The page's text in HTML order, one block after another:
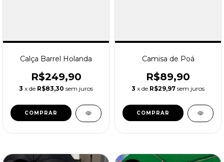
Calça Barrel Holanda
R$249,90
3 x de R$83,30 sem juros
COMPRAR
Camisa de Poá
R$89,90
3 x de R$29,97 sem juros
COMPRAR